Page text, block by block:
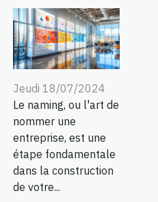
Jeudi 18/07/2024
Le naming, ou l'art de
nommer une
entreprise, est une
étape fondamentale
dans la construction
de votre...